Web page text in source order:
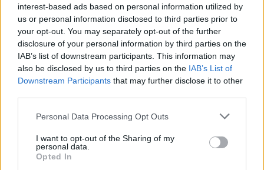
interest-based ads based on personal information utilized by
us or personal information disclosed to third parties prior to
your opt-out. You may separately opt-out of the further
disclosure of your personal information by third parties on the
IAB’s list of downstream participants. This information may
also be disclosed by us to third parties on the IAB’s List of
Downstream Participants that may further disclose it to other
Please note that this website/app uses one or more Google
not limited to your visit or usage behaviour. You may click to
grant or deny consent to Google and its third-party tags to
use your data for below specified purposes in below Google
Personal Data Processing Opt Outs
I want to opt-out of the Sharing of my
personal data.
Opted In
03.10.2025 23:50
Συντακτική
Ομάδα